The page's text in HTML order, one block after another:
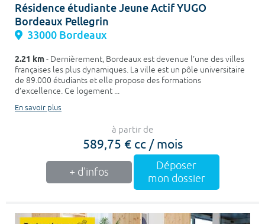
Résidence étudiante Jeune Actif YUGO
Bordeaux Pellegrin
33000 Bordeaux
2.21 km- Dernièrement, Bordeaux est devenue l'une des villes
françaises les plus dynamiques. La ville est un pôle universitaire
de 89.000 étudiants et elle propose des formations
d’excellence. Ce logement ...
En savoir plus
à partir de
589,75 € cc / mois
+ d'infos
Déposer
mon dossier